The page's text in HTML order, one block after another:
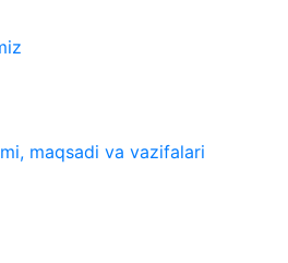
maqsadi va vazifalari